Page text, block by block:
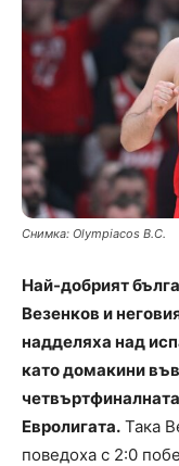
Снимка: Olympiacos B.C.
Най-добрият
Везенков и
надделяха над
като домакини
Евролигата. Така
поведоха с 2:0